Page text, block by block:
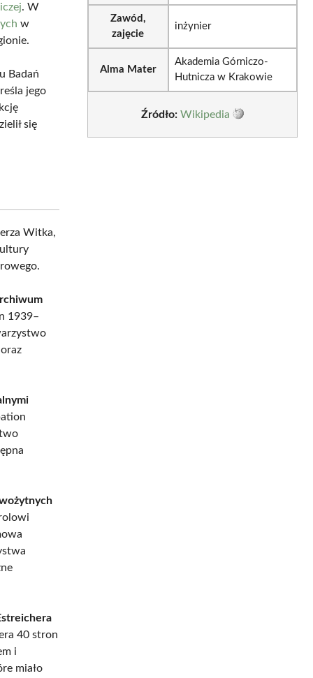
. W
w
Badań
jego
się
Witka,
1939–
40 stron
i
miało
Zawód,
zajęcie
inżynier
Alma Mater
Akademia Górniczo-
Hutnicza w Krakowie
Źródło: Wikipedia